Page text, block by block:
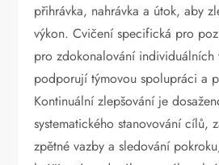
přihrávka, nahrávka a útok, aby
výkon. Cvičení specifická pro
pro zdokonalování individuálních
podporují týmovou spolupráci a
Kontinuální zlepšování je
systematického stanovování cílů,
zpětné vazby a sledování